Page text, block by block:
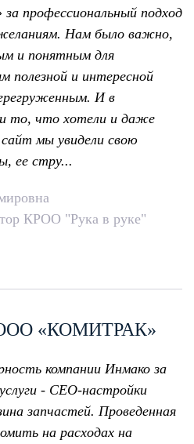
профессиональный подход
Нам было важно,
и понятным для
полезной и интересной
И в
то, что хотели и даже
мы увидели свою
ее стру...
КРОО "Рука в руке"
ООО «КОМИТРАК»
компании Инмако за
- СЕО-настройки
запчастей. Проведенная
на расходах на